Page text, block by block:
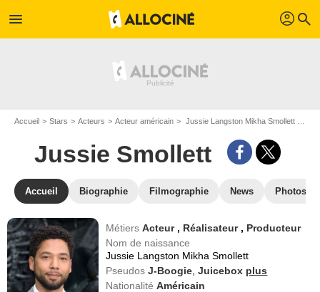
menu profil search
Accueil Stars Acteurs Acteur américain Jussie Langston Mikha Smollett dit Jussie Smollett
Jussie Smollett
Accueil Biographie Filmographie News Photos
MétiersActeur , Réalisateur , Producteur
Nom de naissance
Jussie Langston Mikha Smollett
PseudosJ-Boogie ,Juicebox plus
NationalitéAméricain